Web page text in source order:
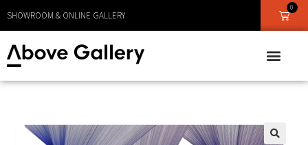
SHOWROOM & ONLINE GALLERY
0